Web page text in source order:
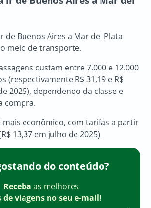
de Buenos Aires a Mar del Plata
meio de transporte.
custam entre 7.000 e 12.000
(respectivamente R$ 31,19 e R$
2025), dependendo da classe e
compra.
mais econômico, com tarifas a partir
13,37 em julho de 2025).
do conteúdo?
Receba as melhores
de viagens no seu e-mail!